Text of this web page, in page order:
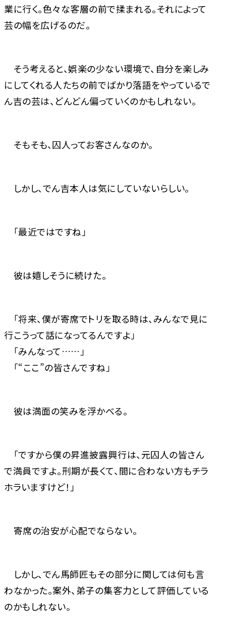
業に行く。色々な客層の前で揉まれる。それによって
芸の幅を広げるのだ。
そう考えると、娯楽の少ない環境で、自分を楽しみ
にしてくれる人たちの前でばかり落語をやっているで
ん吉の芸は、どんどん偏っていくのかもしれない。
そもそも、囚人ってお客さんなのか。
しかし、でん吉本人は気にしていないらしい。
「最近ではですね」
彼は嬉しそうに続けた。
「将来、僕が寄席でトリを取る時は、みんなで見に
行こうって話になってるんですよ」
「みんなって……」
「“ここ”の皆さんですね」
彼は満面の笑みを浮かべる。
「ですから僕の昇進披露興行は、元囚人の皆さん
で満員ですよ。刑期が長くて、間に合わない方もチラ
ホラいますけど！」
寄席の治安が心配でならない。
しかし、でん馬師匠もその部分に関しては何も言
わなかった。案外、弟子の集客力として評価している
のかもしれない。